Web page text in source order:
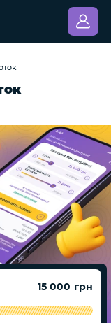
грн